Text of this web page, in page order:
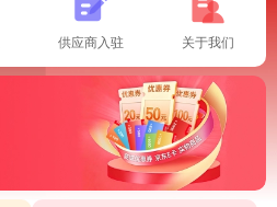
供应商入驻 关于我们